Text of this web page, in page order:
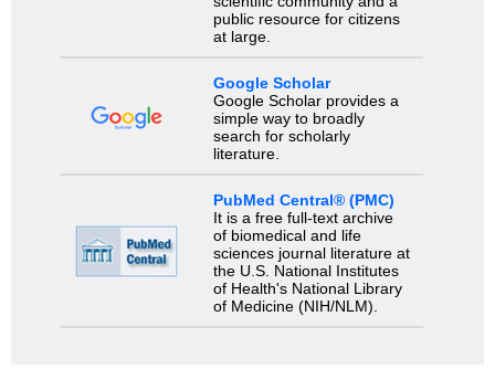
public resource for citizens
at large.
Google Scholar
Google Scholar provides a
simple way to broadly
search for scholarly
literature.
PubMed Central® (PMC)
It is a free full-text archive
of biomedical and life
sciences journal literature at
the U.S. National Institutes
of Health's National Library
of Medicine (NIH/NLM).